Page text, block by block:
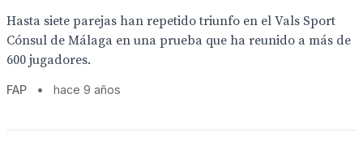
Hasta siete parejas han repetido triunfo en el Vals Sport
Cónsul de Málaga en una prueba que ha reunido a más de
600 jugadores.
FAP • hace 9 años